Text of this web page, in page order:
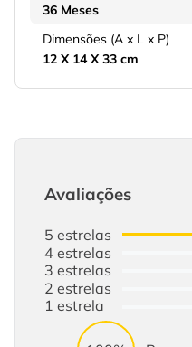
36 Meses
Dimensões (A x L x P)
12 X 14 X 33 cm
Avaliações
5estrelas
4estrelas
3estrelas
2estrelas
1estrela